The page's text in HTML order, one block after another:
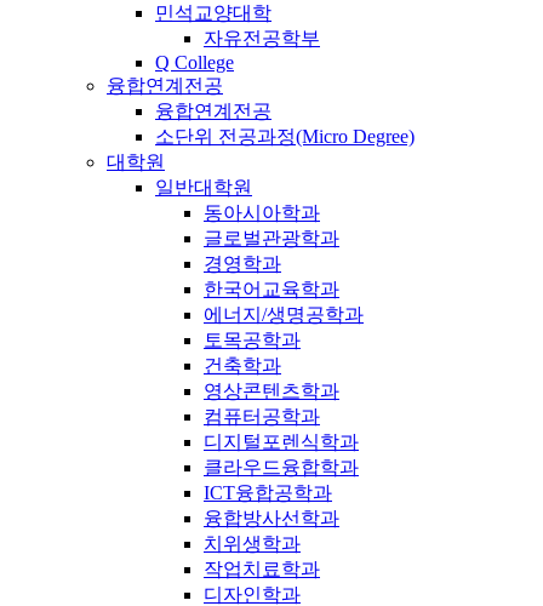
민석교양대학
자유전공학부
Q College
융합연계전공
융합연계전공
소단위 전공과정(Micro Degree)
대학원
일반대학원
동아시아학과
글로벌관광학과
경영학과
한국어교육학과
에너지/생명공학과
토목공학과
건축학과
영상콘텐츠학과
컴퓨터공학과
디지털포렌식학과
클라우드융합학과
ICT융합공학과
융합방사선학과
치위생학과
작업치료학과
디자인학과